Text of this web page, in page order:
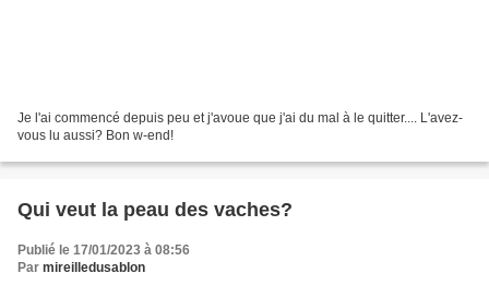
Je l'ai commencé depuis peu et j'avoue que j'ai du mal à le quitter.... L'avez-
vous lu aussi? Bon w-end!
Qui veut la peau des vaches?
Publié le 17/01/2023 à 08:56
Par mireilledusablon